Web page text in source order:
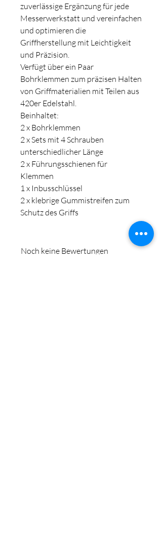
zuverlässige Ergänzung für jede
Messerwerkstatt und vereinfachen
und optimieren die
Griffherstellung mit Leichtigkeit
und Präzision.
Verfügt über ein Paar
Bohrklemmen zum präzisen Halten
von Griffmaterialien mit Teilen aus
420er Edelstahl.
Beinhaltet:
2 x Bohrklemmen
2 x Sets mit 4 Schrauben
unterschiedlicher Länge
2 x Führungsschienen für
Klemmen
1 x Inbusschlüssel
2 x klebrige Gummistreifen zum
Schutz des Griffs
Noch keine Bewertungen